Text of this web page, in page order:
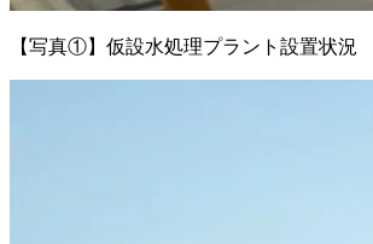
【写真①】仮設水処理プラント設置状況